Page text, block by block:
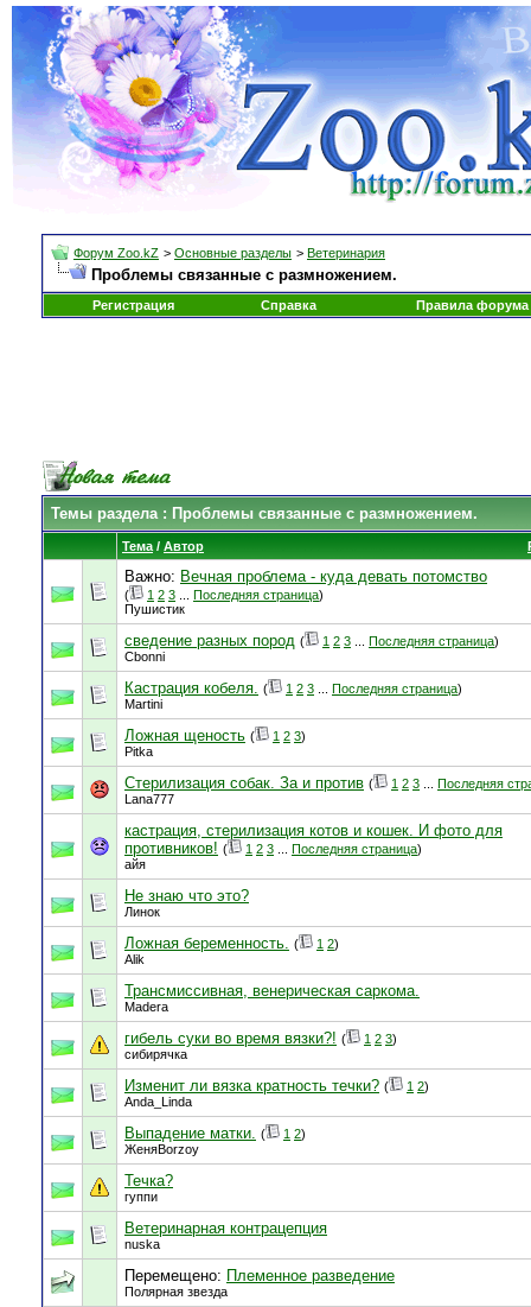
Форум Zoo.kZ > Основные разделы > Ветеринария
Проблемы связанные с размножением.
Регистрация Справка Правила форума
Темы раздела: Проблемы связанные с размножением.
Тема / Автор
Важно: Вечная проблема - куда девать потомство
( 1 2 3 Последняя страница)
Пушистик
сведение разных пород ( 1 2 3 Последняя страница)
Cbonni
Кастрация кобеля. ( 1 2 3 Последняя страница)
Martini
Ложная щеность ( 1 2 3)
Pitka
Стерилизация собак. За и против ( 1 2 3
Последняя
Lana777
кастрация, стерилизация котов и кошек. И фото для
противников! ( 1 2 3 Последняя страница)
айя
Не знаю что это?
Линок
Ложная беременность. ( 1 2)
Alik
Трансмиссивная, венерическая саркома.
Madera
гибель суки во время вязки?! ( 1 2 3)
сибирячка
Изменит ли вязка кратность течки? ( 1 2)
Anda_Linda
Выпадение матки. ( 1 2)
ЖеняBorzoy
Течка?
гуппи
Ветеринарная контрацепция
nuska
Перемещено: Племенное разведение
Полярная звезда